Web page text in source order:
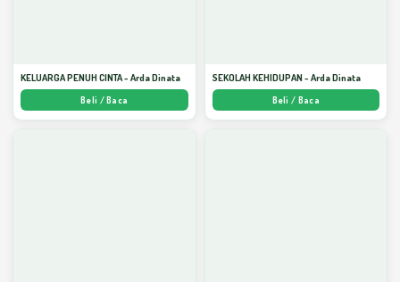
KELUARGA PENUH CINTA - Arda Dinata
Beli / Baca
SEKOLAH KEHIDUPAN - Arda Dinata
Beli / Baca